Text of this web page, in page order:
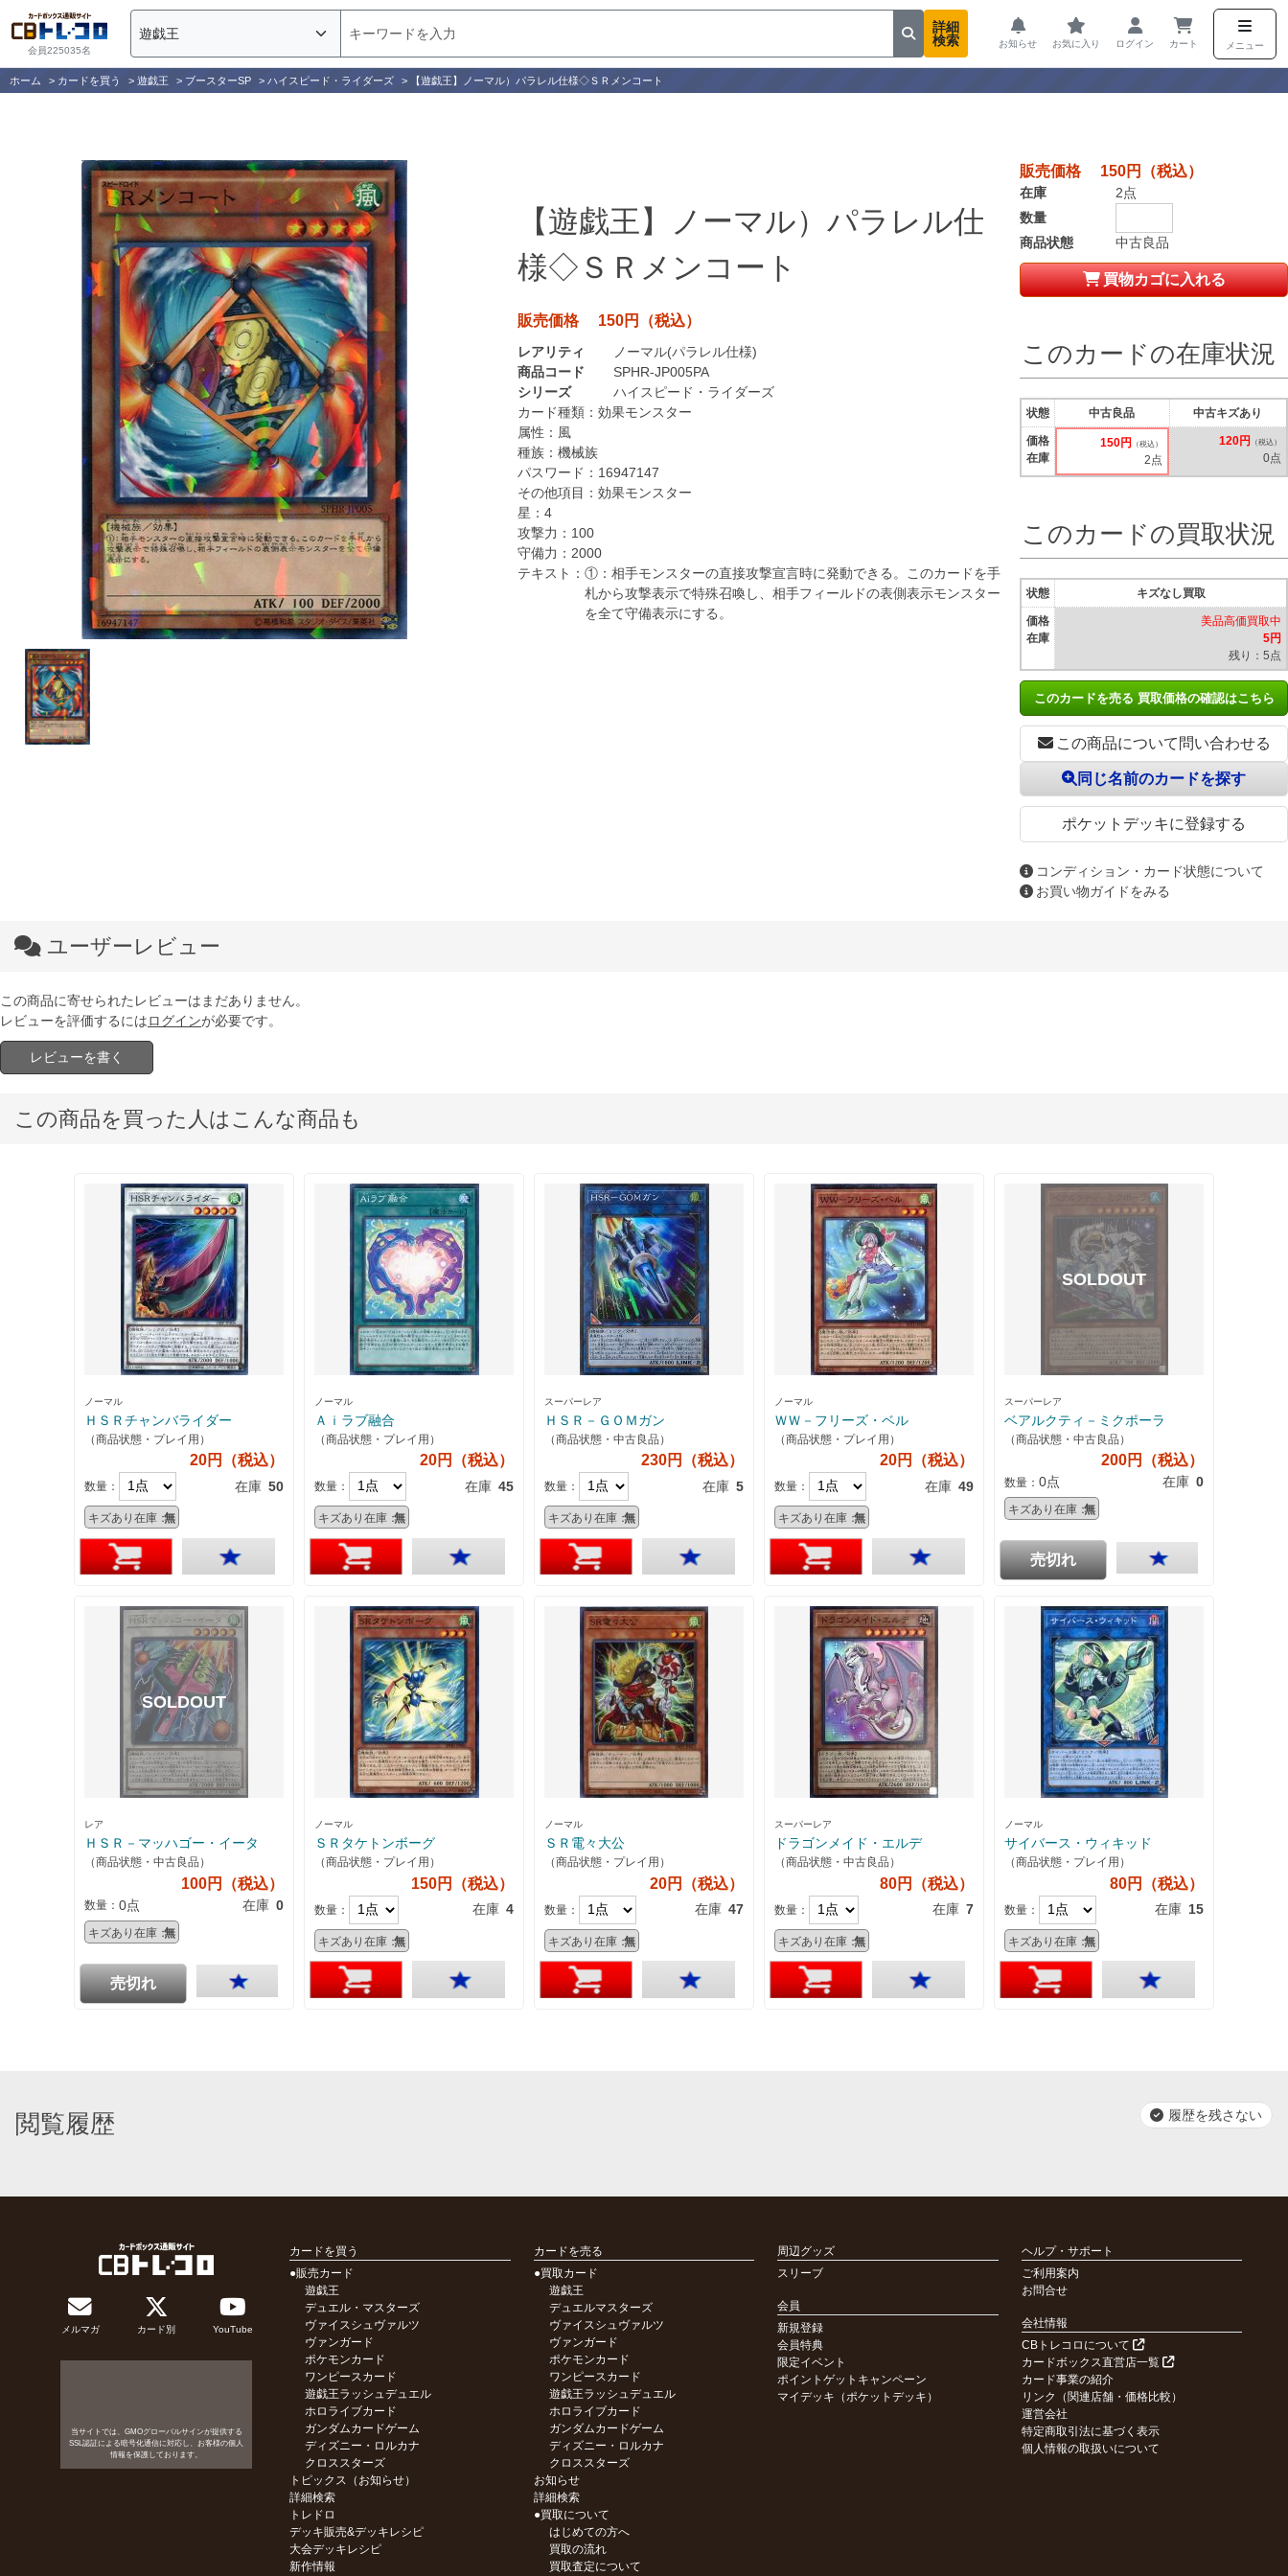
会員225035名
詳細
検索
お知らせ お気に入り ログイン カート メニュー
ホーム > カードを買う > 遊戯王 > ブースターSP > ハイスピード・ライダーズ > 【遊戯王】ノーマル）パラレル仕様◇ＳＲメンコート
【遊戯王】ノーマル）パラレル仕
様◇ＳＲメンコート
販売価格 150円（税込）
レアリティ
ノーマル(パラレル仕様)
商品コード
SPHR-JP005PA
シリーズ
ハイスピード・ライダーズ
カード種類： 効果モンスター
属性： 風
種族： 機械族
パスワード： 16947147
その他項目： 効果モンスター
星： 4
攻撃力： 100
守備力： 2000
テキスト： ①：相手モンスターの直接攻撃宣言時に発動できる。このカードを手
札から攻撃表示で特殊召喚し、相手フィールドの表側表示モンスター
を全て守備表示にする。
販売価格 150円（税込）
商品状態 中古良品
在庫
2点
数量
買物カゴに入れる
この商品について問い合わせる
ポケットデッキに登録する
同じ名前のカードを探す
コンディション・カード状態について
お買い物ガイドをみる
このカードの在庫状況
状態
価格
在庫
中古良品
150円 （税込）
2点
中古キズあり
120円 （税込）
0点
このカードの買取状況
状態
価格
在庫
キズなし買取
美品高価買取中
5円
残り：5点
このカードを売る 買取価格の確認はこちら
ユーザーレビュー
この商品に寄せられたレビューはまだありません。
レビューを評価するにはログインが必要です。
レビューを書く
この商品を買った人はこんな商品も
ノーマル
ＨＳＲチャンバライダー
（商品状態・プレイ用）
20円（税込）
数量： 在庫 50
キズあり在庫：無
ノーマル
Ａｉラブ融合
（商品状態・プレイ用）
20円（税込）
数量： 在庫 45
キズあり在庫：無
スーパーレア
ＨＳＲ－ＧＯＭガン
（商品状態・中古良品）
230円（税込）
数量： 在庫 5
キズあり在庫：無
ノーマル
ＷＷ－フリーズ・ベル
（商品状態・プレイ用）
20円（税込）
数量： 在庫 49
キズあり在庫：無
スーパーレア
ベアルクティ－ミクポーラ
（商品状態・中古良品）
200円（税込）
数量： 0点 在庫 0
キズあり在庫：無
売切れ
レア
ＨＳＲ－マッハゴー・イータ
（商品状態・中古良品）
100円（税込）
数量： 0点 在庫 0
キズあり在庫：無
売切れ
ノーマル
ＳＲタケトンボーグ
（商品状態・プレイ用）
150円（税込）
数量： 在庫 4
キズあり在庫：無
ノーマル
ＳＲ電々大公
（商品状態・プレイ用）
20円（税込）
数量： 在庫 47
キズあり在庫：無
スーパーレア
ドラゴンメイド・エルデ
（商品状態・中古良品）
80円（税込）
数量： 在庫 7
キズあり在庫：無
ノーマル
サイバース・ウィキッド
（商品状態・プレイ用）
80円（税込）
数量： 在庫 15
キズあり在庫：無
閲覧履歴 履歴を残さない
メルマガ カード別 YouTube
当サイトでは、GMOグローバルサインが提供する
SSL認証による暗号化通信に対応し、お客様の個人
情報を保護しております。
カードを買う
●販売カード
遊戯王
デュエル・マスターズ
ヴァイスシュヴァルツ
ヴァンガード
ポケモンカード
ワンピースカード
遊戯王ラッシュデュエル
ホロライブカード
ガンダムカードゲーム
ディズニー・ロルカナ
クロススターズ
トピックス（お知らせ）
詳細検索
トレドロ
デッキ販売&デッキレシピ
大会デッキレシピ
新作情報
カードを売る
●買取カード
遊戯王
デュエルマスターズ
ヴァイスシュヴァルツ
ヴァンガード
ポケモンカード
ワンピースカード
遊戯王ラッシュデュエル
ホロライブカード
ガンダムカードゲーム
ディズニー・ロルカナ
クロススターズ
お知らせ
詳細検索
●買取について
はじめての方へ
買取の流れ
買取査定について
周辺グッズ
スリーブ
会員
新規登録
会員特典
限定イベント
ポイントゲットキャンペーン
マイデッキ（ポケットデッキ）
ヘルプ・サポート
ご利用案内
お問合せ
会社情報
CBトレコロについて
カードボックス直営店一覧
カード事業の紹介
リンク（関連店舗・価格比較）
運営会社
特定商取引法に基づく表示
個人情報の取扱いについて